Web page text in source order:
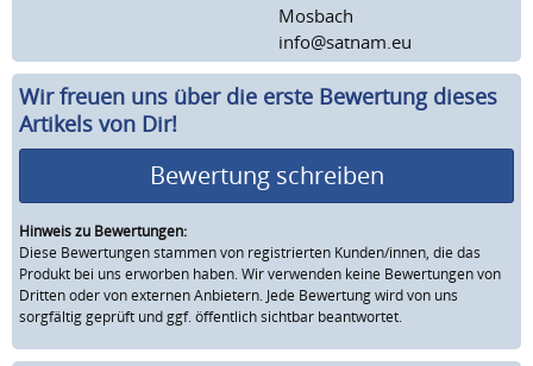
Mosbach
info@satnam.eu
Wir freuen uns über die erste Bewertung dieses
Artikels von Dir!
Bewertung schreiben
Hinweis zu Bewertungen:
Diese Bewertungen stammen von registrierten Kunden/innen, die das
Produkt bei uns erworben haben. Wir verwenden keine Bewertungen von
Dritten oder von externen Anbietern. Jede Bewertung wird von uns
sorgfältig geprüft und ggf. öffentlich sichtbar beantwortet.